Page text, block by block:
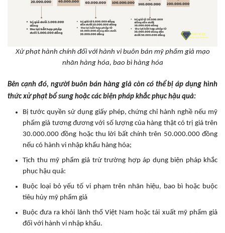
Xử phạt hành chính đối với hành vi buôn bán mỹ phẩm giả mạo
nhãn hàng hóa, bao bì hàng hóa
Bên cạnh đó, người buôn bán hàng giả còn có thể bị áp dụng hình
thức xử phạt bổ sung hoặc các biện pháp khắc phục hậu quả:
Bị tước quyền sử dụng giấy phép, chứng chỉ hành nghề nếu mỹ
phẩm giả tương đương với số lượng của hàng thật có trị giá trên
30.000.000 đồng hoặc thu lời bất chính trên 50.000.000 đồng
nếu có hành vi nhập khẩu hàng hóa;
Tịch thu mỹ phẩm giả trừ trường hợp áp dụng biện pháp khắc
phục hậu quả:
Buộc loại bỏ yếu tố vi phạm trên nhãn hiệu, bao bì hoặc buộc
tiêu hủy mỹ phẩm giả
Buộc đưa ra khỏi lãnh thổ Việt Nam hoặc tái xuất mỹ phẩm giả
đối với hành vi nhập khẩu.